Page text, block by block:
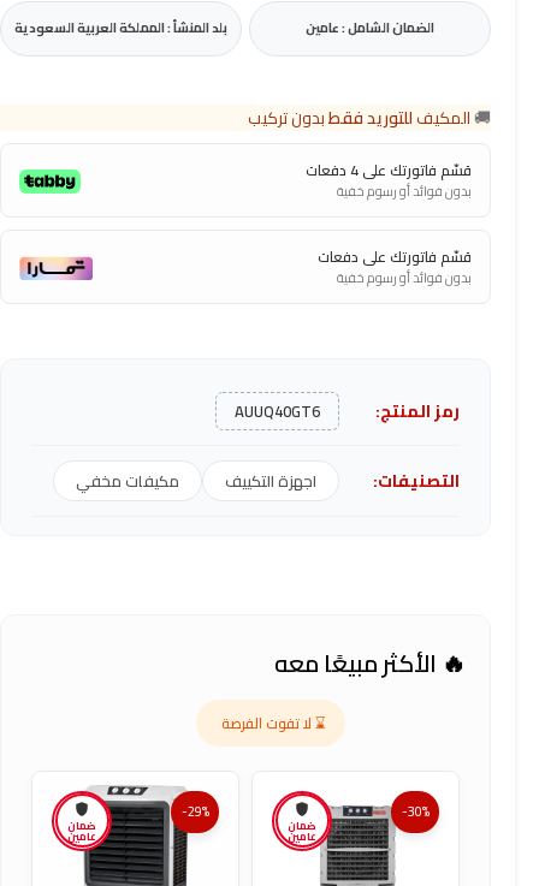
الضمان الشامل : عامين بلد المنشأ : المملكة العربية السعودية
🚚المكيفللتوريد فقطبدون تركيب
قسّم فاتورتك على 4 دفعات
بدون فوائد أو رسوم خفية
قسّم فاتورتك على دفعات
بدون فوائد أو رسوم خفية
رمز المنتج: AUUQ40GT6
التصنيفات: اجهزة التكييف مكيفات مخفي
🔥 الأكثر مبيعًا معه
⌛ لا تفوت الفرصة
ضمان
عامين
-30%
ضمان
عامين
-29%